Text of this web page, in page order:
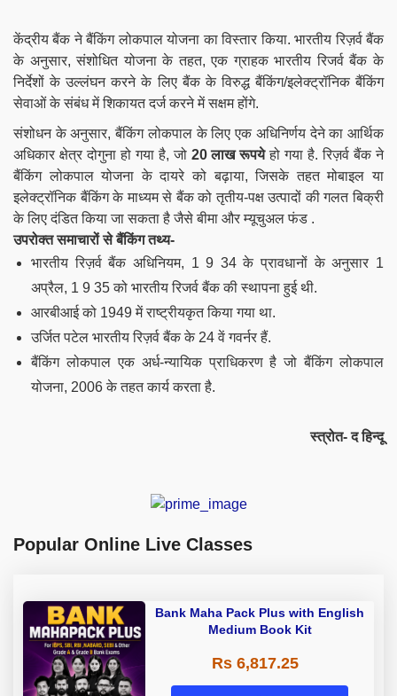
केंद्रीय बैंक ने बैंकिंग लोकपाल योजना का विस्तार किया. भारतीय रिज़र्व बैंक
के अनुसार, संशोधित योजना के तहत, एक ग्राहक भारतीय रिजर्व बैंक के
निर्देशों के उल्लंघन करने के लिए बैंक के विरुद्ध बैंकिंग/इलेक्ट्रॉनिक बैंकिंग
सेवाओं के संबंध में शिकायत दर्ज करने में सक्षम होंगे.
संशोधन के अनुसार, बैंकिंग लोकपाल के लिए एक अधिनिर्णय देने का आर्थिक
अधिकार क्षेत्र दोगुना हो गया है, जो 20 लाख रूपयेहो गया है. रिज़र्व बैंक ने
बैंकिंग लोकपाल योजना के दायरे को बढ़ाया, जिसके तहत मोबाइल या
इलेक्ट्रॉनिक बैंकिंग के माध्यम से बैंक को तृतीय-पक्ष उत्पादों की गलत बिक्री
के लिए दंडित किया जा सकता है जैसे बीमा और म्यूचुअल फंड .
उपरोक्त समाचारों से बैंकिंग तथ्य-
भारतीय रिज़र्व बैंक अधिनियम, 1 9 34 के प्रावधानों के अनुसार 1
अप्रैल, 1 9 35 को भारतीय रिजर्व बैंक की स्थापना हुई थी.
आरबीआई को 1949 में राष्ट्रीयकृत किया गया था.
उर्जित पटेल भारतीय रिज़र्व बैंक के 24 वें गवर्नर हैं.
बैंकिंग लोकपाल एक अर्ध-न्यायिक प्राधिकरण है जो बैंकिंग लोकपाल
योजना, 2006 के तहत कार्य करता है.
स्त्रोत- द हिन्दू
Popular Online Live Classes
Bank Maha Pack Plus with English
Medium Book Kit
Rs 6,817.25